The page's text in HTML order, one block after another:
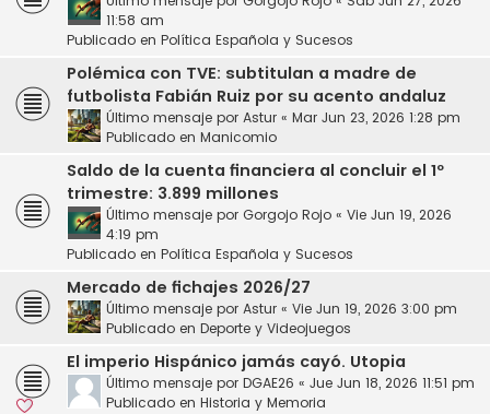
11:58 am
Publicado en Política Española y Sucesos
Polémica con TVE: subtitulan a madre de
futbolista Fabián Ruiz por su acento andaluz
Último mensaje por Astur « Mar Jun 23, 2026 1:28 pm
Publicado en Manicomio
Saldo de la cuenta financiera al concluir el 1º
trimestre: 3.899 millones
Último mensaje por Gorgojo Rojo « Vie Jun 19, 2026
4:19 pm
Publicado en Política Española y Sucesos
Mercado de fichajes 2026/27
Último mensaje por Astur « Vie Jun 19, 2026 3:00 pm
Publicado en Deporte y Videojuegos
El imperio Hispánico jamás cayó. Utopia
Último mensaje por DGAE26 « Jue Jun 18, 2026 11:51 pm
Publicado en Historia y Memoria